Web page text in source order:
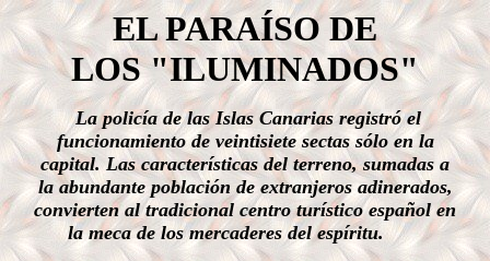
EL PARAÍSO DE
LOS "ILUMINADOS"
La policía de las Islas Canarias registró el
funcionamiento de veintisiete sectas sólo en la
capital. Las características del terreno, sumadas a
la abundante población de extranjeros adinerados,
convierten al tradicional centro turístico español en
la meca de los mercaderes del espíritu.